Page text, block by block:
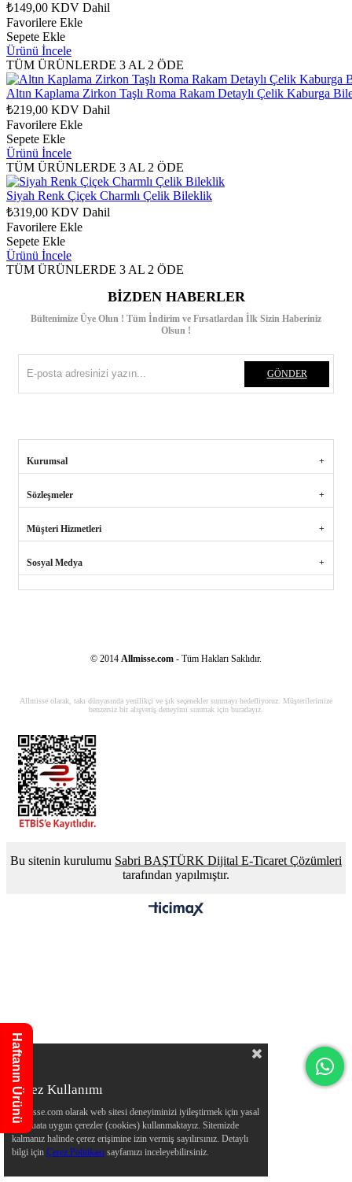
₺149,00 KDV Dahil
Favorilere Ekle
Sepete Ekle
Ürünü İncele
TÜM ÜRÜNLERDE 3 AL 2 ÖDE
Altın Kaplama Zirkon Taşlı Roma Rakam Detaylı Çelik Kaburga
₺219,00 KDV Dahil
Favorilere Ekle
Sepete Ekle
Ürünü İncele
TÜM ÜRÜNLERDE 3 AL 2 ÖDE
Siyah Renk Çiçek Charmlı Çelik Bileklik
₺319,00 KDV Dahil
Favorilere Ekle
Sepete Ekle
Ürünü İncele
TÜM ÜRÜNLERDE 3 AL 2 ÖDE
BIZDEN HABERLER
Bültenimize Üye Olun ! Tüm İndirim ve Fırsatlardan İlk Sizin Haberiniz
Olsun !
GÖNDER
Kurumsal
Sözleşmeler
Müşteri Hizmetleri
Sosyal Medya
© 2014 Allmisse.com - Tüm Hakları Saklıdır.
Allmisse olarak, takı dünyasında yenilikçi ve şık seçenekler sunmayı hedefliyoruz. Müşterilerimize
benzersiz bir alışveriş deneyimi sunmak için buradayız.
Bu sitenin kurulumu Sabri BAŞTÜRK Dijital E-Ticaret Çözümleri
tarafından yapılmıştır.
Haftanın Ürünü
Çerez Kullanımı
Allmisse.com olarak web sitesi deneyiminizi iyileştirmek için yasal
mevzuata uygun çerezler (cookies) kullanmaktayız. Sitemizde
kalmanız halinde çerez erişimine izin vermiş sayılırsınız. Detaylı
bilgi için Çerez Politikası sayfamızı inceleyebilirsiniz.